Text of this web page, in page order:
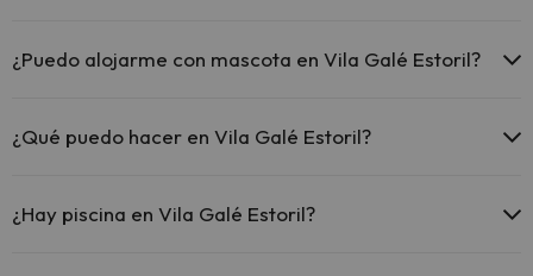
El Vila Galé Estoril ofrece Wi-Fi gratuito en zonas comunes.
¿Puedo alojarme con mascota en Vila Galé Estoril?
¿Qué puedo hacer en Vila Galé Estoril?
pueden ser de pago).
¿Hay piscina en Vila Galé Estoril?